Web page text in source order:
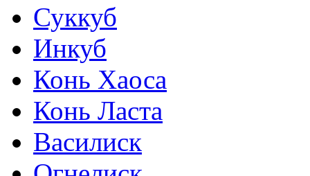
Суккуб
Инкуб
Конь Хаоса
Конь Ласта
Василиск